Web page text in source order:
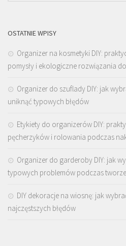
OSTATNIE WPISY
Organizer na kosmetyki DIY:
pomysły i ekologiczne rozwiązania
Organizer do szuflady DIY: jak
uniknąć typowych błędów
Etykiety do organizerów DIY:
pęcherzyków i rolowania podczas
Organizer do garderoby DIY: jak
typowych problemów podczas
DIY dekoracje na wiosnę: jak
najczęstszych błędów